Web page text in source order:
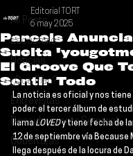
All Posts
Escúchalo
Noticias
¿Qué Plan?
Entrevistas
Descubrimiento Semanal
Coberturas
Parcels
Suelta
El Groove Que
Sentir Todo
Editorial TORT
6 may 2025
La noticia es oficial y nos tiene
poder: el tercer álbum de
llama LOVED y tiene fecha de
12 de septiembre vía Because
llega después de la locura de